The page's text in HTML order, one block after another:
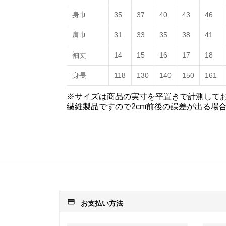
身巾 35 37 40 43 46
肩巾 31 33 35 38 41
袖丈 14 15 16 17 18
身長 118 130 140 150 161
※サイズは商品の実寸を平置きで計測して
繊維製品ですので2cm前後の誤差が出る場
payment お支払い方法